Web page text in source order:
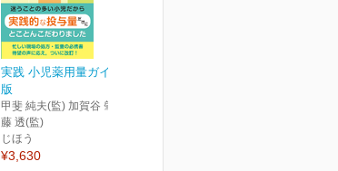
実践 小児薬用量ガイド 第4
版
甲斐 純夫(監) 加賀谷 肇(監) 佐
藤 透(監)
じほう
¥3,630